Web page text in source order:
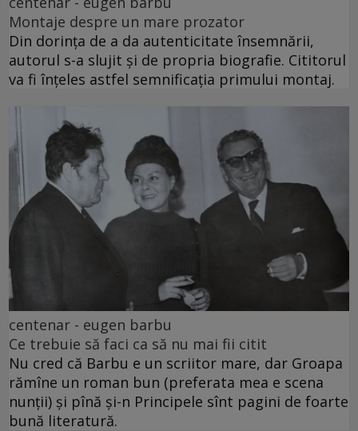
Montaje despre un mare prozator
Din dorința de a da autenticitate însemnării,
autorul s-a slujit și de propria biografie. Cititorul
va fi înțeles astfel semnificația primului montaj.
centenar - eugen barbu
Ce trebuie să faci ca să nu mai fii citit
Nu cred că Barbu e un scriitor mare, dar Groapa
rămîne un roman bun (preferata mea e scena
nunții) și pînă și-n Principele sînt pagini de foarte
bună literatură.